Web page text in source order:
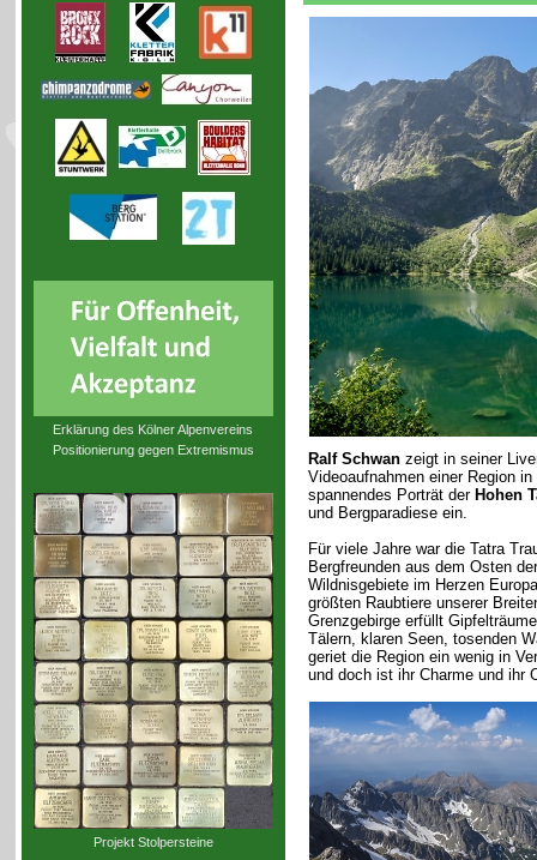
Erklärung des Kölner Alpenvereins
Positionierung gegen Extremismus
Projekt Stolpersteine
Ralf Schwanzeigt in seiner
Videoaufnahmen einer Region
spannendes Porträt der Hohen
und Bergparadiese ein.
Für viele Jahre war die Tatra
Bergfreunden aus dem Osten
Wildnisgebiete im Herzen
größten Raubtiere unserer
Grenzgebirge erfüllt
Tälern, klaren Seen, tosenden
geriet die Region ein wenig in
und doch ist ihr Charme und ihr